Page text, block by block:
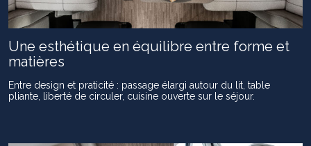
Une esthétique en équilibre entre forme et
matières
Entre design et praticité : passage élargi autour du lit, table
pliante, liberté de circuler, cuisine ouverte sur le séjour.